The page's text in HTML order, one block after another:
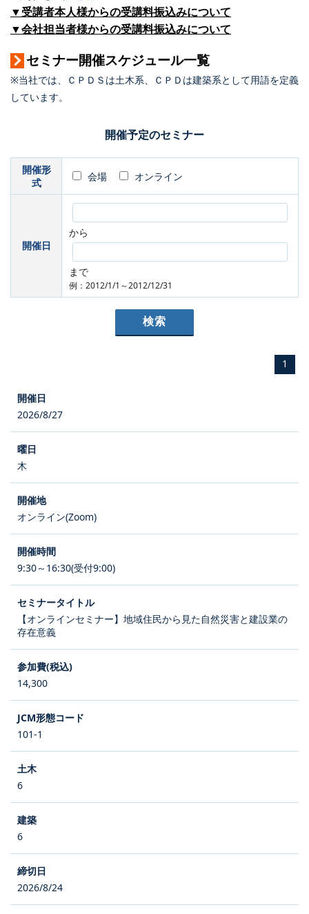
▼受講者本人様からの受講料振込みについて
▼会社担当者様からの受講料振込みについて
セミナー開催スケジュール一覧
※当社では、ＣＰＤＳは土木系、ＣＰＤは建築系として用語を定義
しています。
開催予定のセミナー
開催形
式
会場 オンライン
開催日
から
まで
例：2012/1/1～2012/12/31
1
2026/8/27
木
オンライン(Zoom)
9:30～16:30(受付9:00)
【オンラインセミナー】地域住民から見た自然災害と建設業の
存在意義
14,300
101-1
6
6
2026/8/24